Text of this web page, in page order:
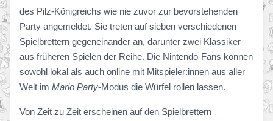
des Pilz-Königreichs wie nie zuvor zur bevorstehenden
Party angemeldet. Sie treten auf sieben verschiedenen
Spielbrettern gegeneinander an, darunter zwei Klassiker
aus früheren Spielen der Reihe. Die Nintendo-Fans können
sowohl lokal als auch online mit Mitspieler:innen aus aller
Welt im Mario Party-Modus die Würfel rollen lassen.
Von Zeit zu Zeit erscheinen auf den Spielbrettern